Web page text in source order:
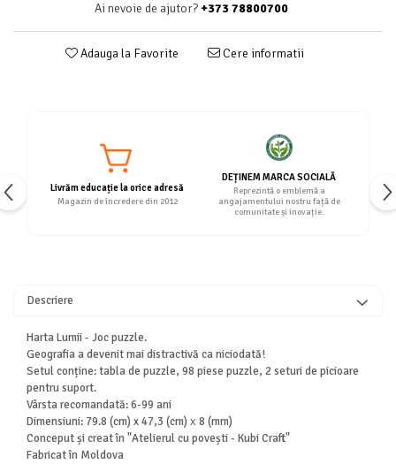
Ai nevoie de ajutor?+373 78800700
Adauga la Favorite Cere informatii
Livrăm educație la orice adresă
Magazin de încredere din 2012
DEȚINEM MARCA SOCIALĂ
Reprezintă o emblemă a
angajamentului nostru față de
comunitate și inovație.
Descriere
Harta Lumii - Joc puzzle.
Geografia a devenit mai distractivă ca niciodată!
Setul conține: tabla de puzzle, 98 piese puzzle, 2 seturi de picioare
pentru suport.
Vârsta recomandată: 6-99 ani
Dimensiuni: 79.8 (cm) x 47,3 (cm) х 8 (mm)
Conceput și creat în "Atelierul cu povești - Kubi Craft"
Fabricat în Moldova